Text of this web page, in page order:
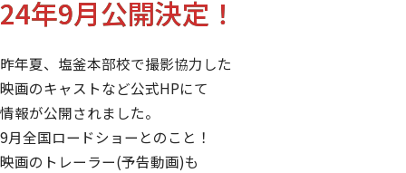
24年9月公開決定！
昨年夏、塩釜本部校で撮影協力した
映画のキャストなど公式HPにて
情報が公開されました。
9月全国ロードショーとのこと！
映画のトレーラー(予告動画)も